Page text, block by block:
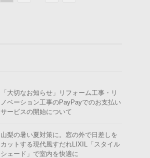
「大切なお知らせ」リフォーム工事・リ
ノベーション工事のPayPayでのお支払い
サービスの開始について
山梨の暑い夏対策に。窓の外で日差しを
カットする現代風すだれLIXIL「スタイル
シェード」で室内を快適に